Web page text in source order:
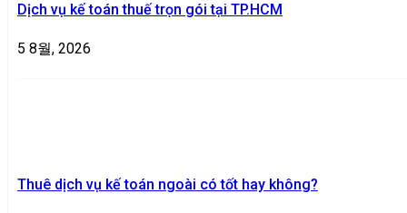
Dịch vụ kế toán thuế trọn gói tại TP.HCM
5 8월, 2026
Thuê dịch vụ kế toán ngoài có tốt hay không?